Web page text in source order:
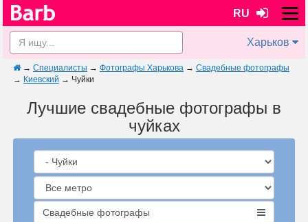
RU
Харьков
→ Специалисты → Фотографы Харькова → Свадебные фотографы
→ Киевский → Чуйки
Лучшие свадебные фотографы в
чуйках
Свадебные фотографы